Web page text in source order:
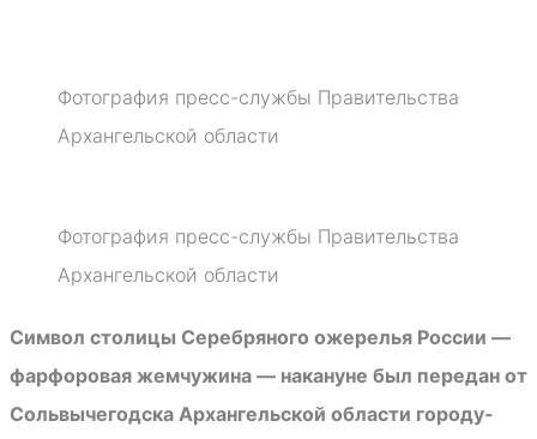
Фотография пресс-службы Правительства
Архангельской области
Фотография пресс-службы Правительства
Архангельской области
Символ столицы Серебряного ожерелья России —
фарфоровая жемчужина — накануне был передан от
Сольвычегодска Архангельской области городу-